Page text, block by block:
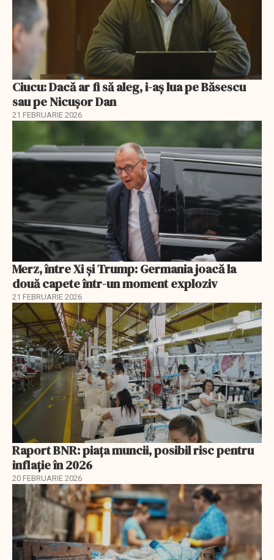
Ciucu: Dacă ar fi să aleg, i-aș lua pe Băsescu
sau pe Nicușor Dan
21 FEBRUARIE 2026
Merz, între Xi și Trump: Germania joacă la
două capete într-un moment exploziv
21 FEBRUARIE 2026
Raport BNR: piața muncii, posibil risc pentru
inflație în 2026
20 FEBRUARIE 2026